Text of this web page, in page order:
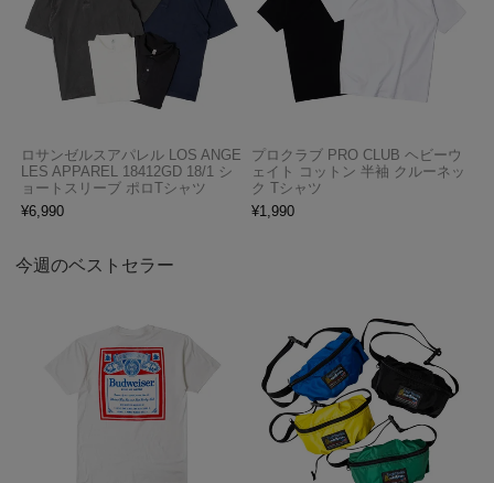
ロサンゼルスアパレル LOS ANGE
LES APPAREL 18412GD 18/1 シ
ョートスリーブ ポロTシャツ
¥6,990
プロクラブ PRO CLUB ヘビーウ
ェイト コットン 半袖 クルーネッ
ク Tシャツ
¥1,990
今週のベストセラー